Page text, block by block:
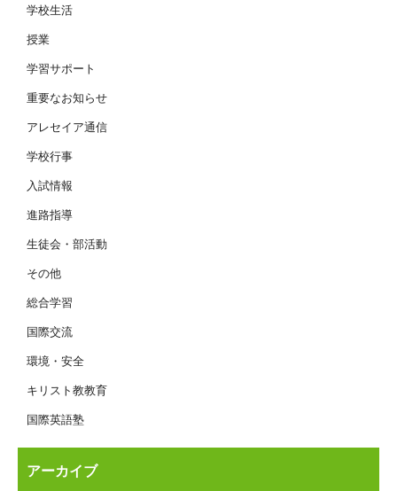
学校生活
授業
学習サポート
重要なお知らせ
アレセイア通信
学校行事
入試情報
進路指導
生徒会・部活動
その他
総合学習
国際交流
環境・安全
キリスト教教育
国際英語塾
アーカイブ